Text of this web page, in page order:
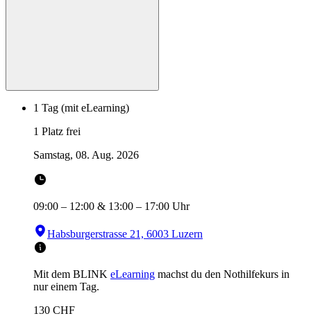
1 Tag (mit eLearning)
1 Platz frei
Samstag, 08. Aug. 2026
09:00 – 12:00 & 13:00 – 17:00 Uhr
Habsburgerstrasse 21, 6003 Luzern
Mit dem BLINK eLearning machst du den Nothilfekurs in
nur einem Tag.
130 CHF